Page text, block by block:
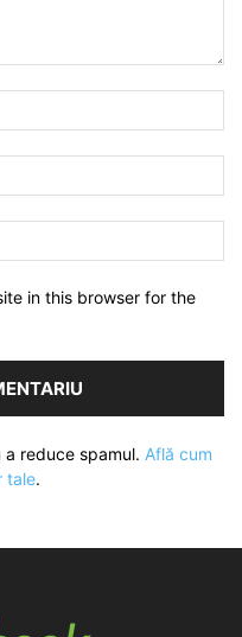
in this browser for the
reduce spamul. Află cum
tale.